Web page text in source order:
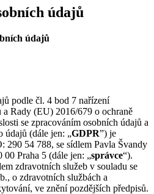
údajů
údajů
podle čl. 4 bod 7 nařízení
a Rady (EU) 2016/679 o ochraně
se zpracováním osobních údajů a
údajů (dále jen: „GDPR”) je
290 54 788, se sídlem Pavla Švandy
00 Praha 5 (dále jen: „správce“).
zdravotních služeb v souladu se
o zdravotních službách a
ve znění pozdějších předpisů.